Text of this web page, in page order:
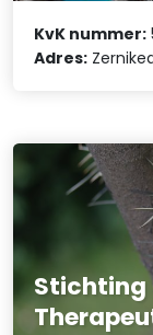
KvK nummer:
Adres:
Stichting